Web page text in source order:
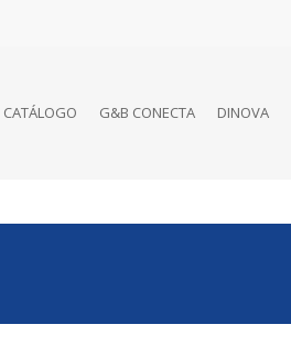
CATÁLOGO G&B CONECTA DINOVA